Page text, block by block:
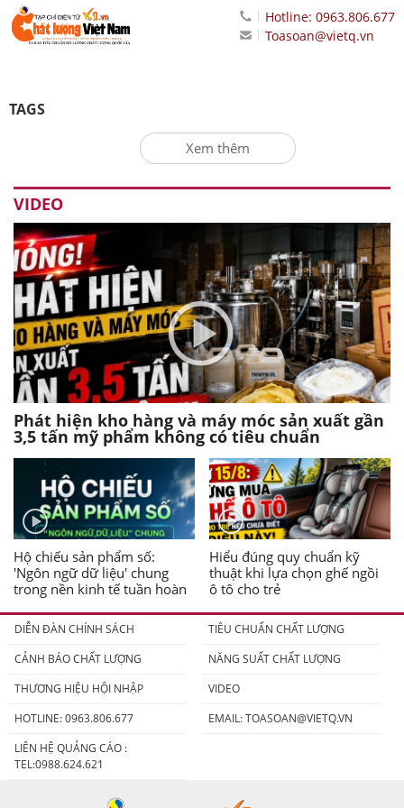
Hotline: 0963.806.677
Toasoan@vietq.vn
TAGS
Xem thêm
VIDEO
Phát hiện kho hàng và máy móc sản xuất gần
3,5 tấn mỹ phẩm không có tiêu chuẩn
Hộ chiếu sản phẩm số:
'Ngôn ngữ dữ liệu' chung
trong nền kinh tế tuần hoàn
Hiểu đúng quy chuẩn kỹ
thuật khi lựa chọn ghế ngồi
ô tô cho trẻ
DIỄN ĐÀN CHÍNH SÁCH
TIÊU CHUẨN CHẤT LƯỢNG
CẢNH BÁO CHẤT LƯỢNG
NĂNG SUẤT CHẤT LƯỢNG
THƯƠNG HIỆU HỘI NHẬP
VIDEO
HOTLINE: 0963.806.677
EMAIL:TOASOAN@VIETQ.VN
LIÊN HỆ QUẢNG CÁO :
TEL:0988.624.621